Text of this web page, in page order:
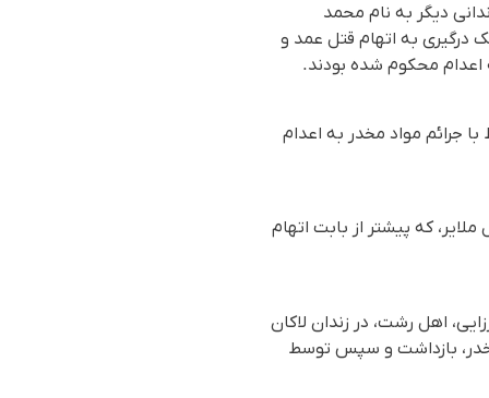
۲۹ ساله و اهل اهواز و یک زندانی دیگر بە نام محمد
درگیری به اتهام قتل عمد و
اعدام محکوم شده بودند.
جرائم مواد مخدر به اعدام
کریمی، اهل ملایر، که پیشتر از بابت اتهام
نام کامبیز میرزایی، اهل رشت، در زندان لاکان
بازداشت و سپس توسط